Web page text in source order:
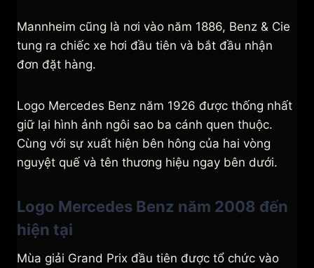
Mannheim cũng là nơi vào năm 1886, Benz & Cie
tung ra chiếc xe hơi đầu tiên và bắt đầu nhận
đơn đặt hàng.
Logo Mercedes Benz năm 1926 được thống nhất
giữ lại hình ảnh ngôi sao ba cánh quen thuộc.
Cùng với sự xuất hiện bên hông của hai vòng
nguyệt quế và tên thương hiệu ngay bên dưới.
Logo Mercedes Benz năm 2008 đến
hiện tại
Mùa giải Grand Prix đầu tiên được tổ chức vào